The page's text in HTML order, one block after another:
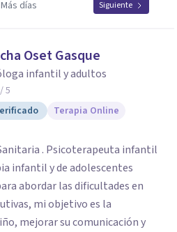
Más días Siguiente
Oset Gasque
infantil y adultos
/ 5
Terapia Online
. Psicoterapeuta infantil
mi objetivo es la
y